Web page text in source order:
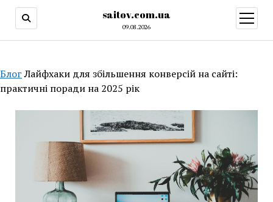
saitov.com.ua
09.08.2026
меню
Блог Лайфхаки для збільшення конверсій на сайті:
практичні поради на 2025 рік